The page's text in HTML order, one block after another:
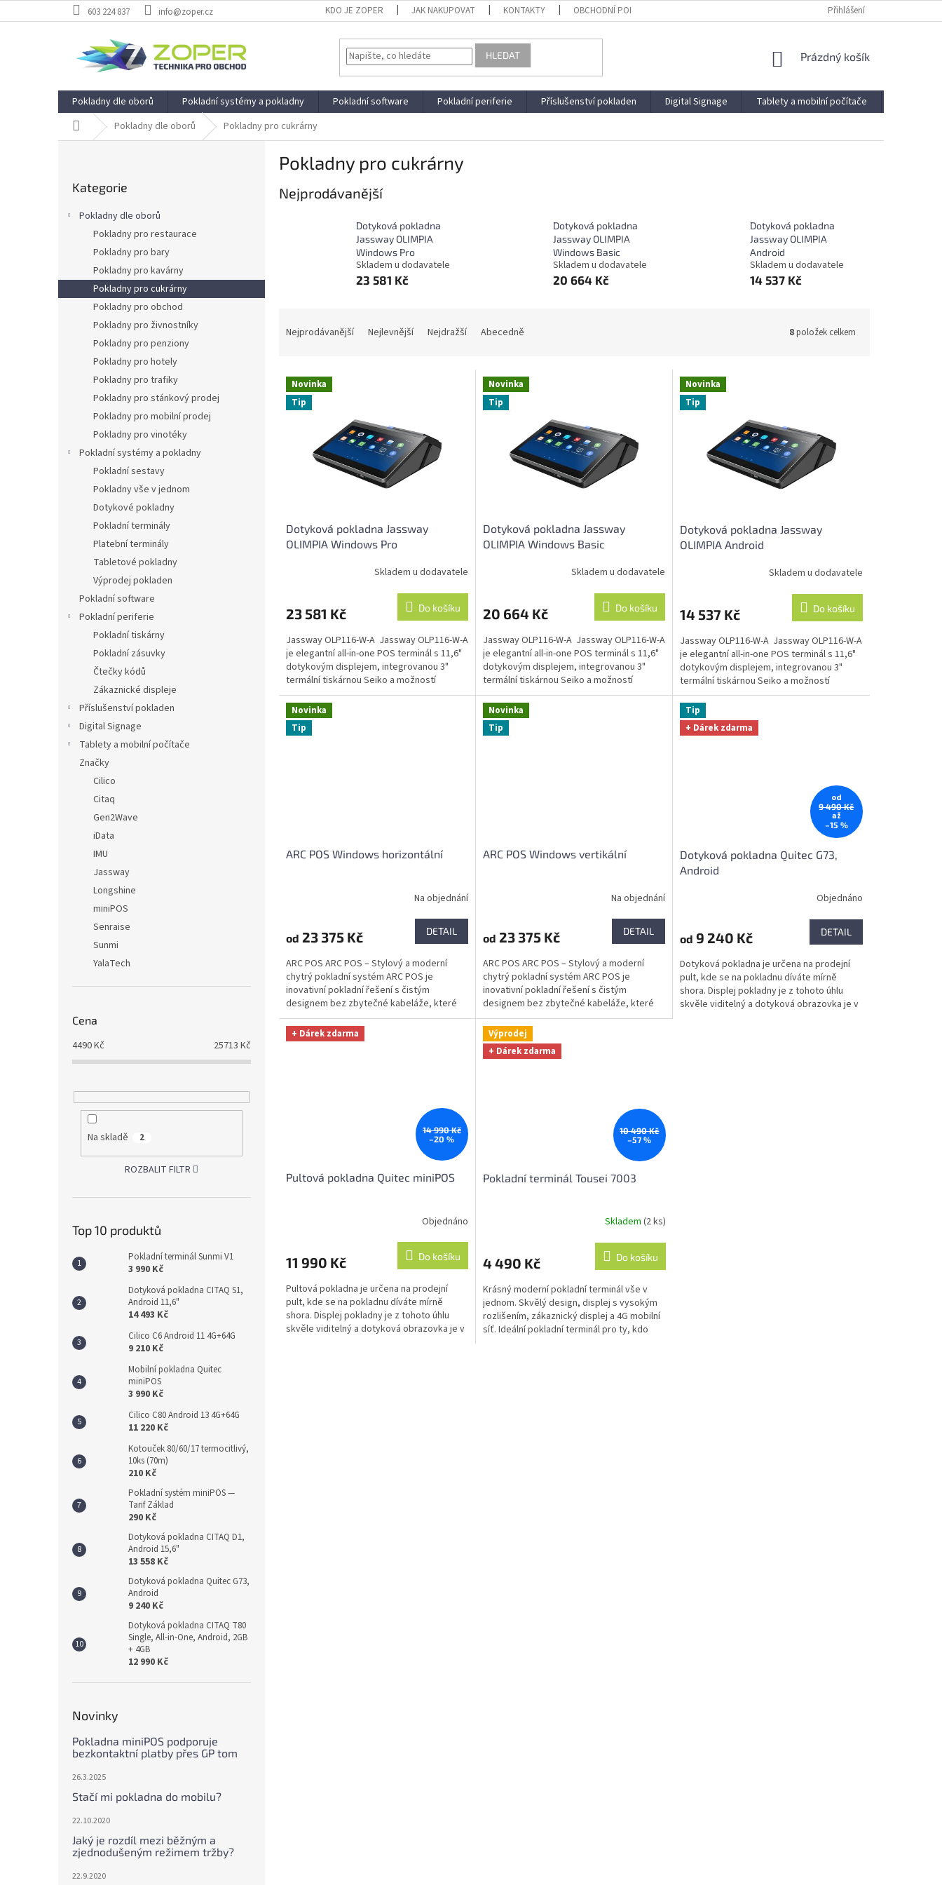
na
603 224 837 info@zoper.cz KDO JE ZOPER JAK NAKUPOVAT KONTAKTY OBCHODNÍ PODMÍNKY PODMÍNKY OCHRANY OSOBNÍCH ÚDAJŮPřihlášení
HLEDAT
NÁKUPNÍ
Prázdný košík
Pokladny dle oborů Pokladní systémy a pokladny Pokladní software Pokladní periferie Příslušenství pokladen Digital Signage Tablety a mobilní počítače
Domů Pokladny dle oborů Pokladny pro cukrárny
a
kategorie
Kategorie
Pokladny dle oborů
Pokladny pro restaurace
Pokladny pro bary
Pokladny pro kavárny
Pokladny pro cukrárny
Pokladny pro obchod
Pokladny pro živnostníky
Pokladny pro penziony
Pokladny pro hotely
Pokladny pro trafiky
Pokladny pro stánkový prodej
Pokladny pro mobilní prodej
Pokladny pro vinotéky
Pokladní systémy a pokladny
Pokladní sestavy
Pokladny vše v jednom
Dotykové pokladny
Pokladní terminály
Platební terminály
Tabletové pokladny
Výprodej pokladen
Pokladní software
Pokladní periferie
Pokladní tiskárny
Pokladní zásuvky
Čtečky kódů
Zákaznické displeje
Příslušenství pokladen
Digital Signage
Tablety a mobilní počítače
Značky
Cilico
Citaq
Gen2Wave
iData
IMU
Jassway
Longshine
miniPOS
Senraise
Sunmi
YalaTech
Cena
4490Kč 25713 Kč
Na skladě 2
ROZBALIT FILTR
Top 10 produktů
Pokladní terminál Sunmi V1
3 990 Kč
Dotyková pokladna CITAQ S1,
Android 11,6"
14 493 Kč
Cilico C6 Android 11 4G+64G
9 210 Kč
Mobilní pokladna Quitec
miniPOS
3 990 Kč
Cilico C80 Android 13 4G+64G
11 220 Kč
Kotouček 80/60/17 termocitlivý,
10ks (70m)
210 Kč
Pokladní systém miniPOS —
Tarif Základ
290 Kč
Dotyková pokladna CITAQ D1,
Android 15,6"
13 558 Kč
Dotyková pokladna Quitec G73,
Android
9 240 Kč
Dotyková pokladna CITAQ T80
Single, All-in-One, Android, 2GB
+ 4GB
12 990 Kč
Novinky
Pokladna miniPOS podporuje
bezkontaktní platby přes GP tom
26.3.2025
Stačí mi pokladna do mobilu?
22.10.2020
Jaký je rozdíl mezi běžným a
zjednodušeným režimem tržby?
22.9.2020
Pokladny pro cukrárny
Nejprodávanější
Dotyková pokladna
Jassway OLIMPIA
Windows Pro
Skladem u dodavatele
23 581 Kč
Dotyková pokladna
Jassway OLIMPIA
Windows Basic
Skladem u dodavatele
20 664 Kč
Dotyková pokladna
Jassway OLIMPIA
Android
Skladem u dodavatele
14 537 Kč
n
p
Nejprodávanější Nejlevnější Nejdražší Abecedně 8položek celkem
V
p
Novinka
Tip
Dotyková pokladna Jassway
OLIMPIA Windows Pro
Skladem u dodavatele
23 581 Kč Do košíku
Jassway OLP116-W-A Jassway OLP116-W-A
je elegantní all-in-one POS terminál s 11,6"
dotykovým displejem, integrovanou 3"
termální tiskárnou Seiko a možností
Android nebo...
Novinka
Tip
Dotyková pokladna Jassway
OLIMPIA Windows Basic
Skladem u dodavatele
20 664 Kč Do košíku
Jassway OLP116-W-A Jassway OLP116-W-A
je elegantní all-in-one POS terminál s 11,6"
dotykovým displejem, integrovanou 3"
termální tiskárnou Seiko a možností
Android nebo...
Novinka
Tip
Dotyková pokladna Jassway
OLIMPIA Android
Skladem u dodavatele
14 537 Kč Do košíku
Jassway OLP116-W-A Jassway OLP116-W-A
je elegantní all-in-one POS terminál s 11,6"
dotykovým displejem, integrovanou 3"
termální tiskárnou Seiko a možností
Android nebo...
Novinka
Tip
ARC POS Windows horizontální
Na objednání
od 23 375 Kč DETAIL
ARC POS ARC POS – Stylový a moderní
chytrý pokladní systém ARC POS je
inovativní pokladní řešení s čistým
designem bez zbytečné kabeláže, které
šetří místo a ladí s...
Novinka
Tip
ARC POS Windows vertikální
Na objednání
od 23 375 Kč DETAIL
ARC POS ARC POS – Stylový a moderní
chytrý pokladní systém ARC POS je
inovativní pokladní řešení s čistým
designem bez zbytečné kabeláže, které
šetří místo a ladí s...
Tip
+ Dárek zdarma
od
9 490 Kč
až
–15 %
Dotyková pokladna Quitec G73,
Android
je
z
5
hvězdiček.
Objednáno
od 9 240 Kč DETAIL
Dotyková pokladna je určena na prodejní
pult, kde se na pokladnu díváte mírně
shora. Displej pokladny je z tohoto úhlu
skvěle viditelný a dotyková obrazovka je v
+ Dárek zdarma
14 990 Kč
–20 %
Pultová pokladna Quitec miniPOS
je
z
5
hvězdiček.
Objednáno
11 990 Kč Do košíku
Pultová pokladna je určena na prodejní
pult, kde se na pokladnu díváte mírně
shora. Displej pokladny je z tohoto úhlu
skvěle viditelný a dotyková obrazovka je v
Výprodej
+ Dárek zdarma
10 490 Kč
–57 %
Pokladní terminál Tousei 7003
je
z
5
hvězdiček.
Skladem (2 ks)
4 490 Kč Do košíku
Krásný moderní pokladní terminál vše v
jednom. Skvělý design, displej s vysokým
rozlišením, zákaznický displej a 4G mobilní
síť. Ideální pokladní terminál pro ty, kdo